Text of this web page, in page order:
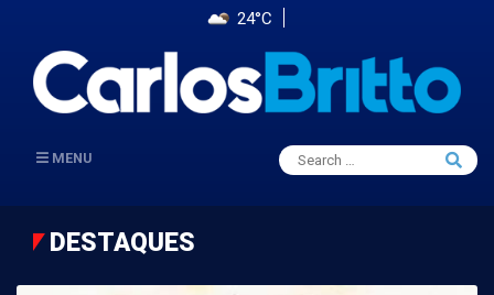
24°C
MENU
Search
for:
Search
DESTAQUES